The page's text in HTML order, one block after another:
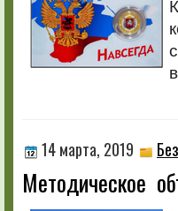
14 марта, 2019
Методическое